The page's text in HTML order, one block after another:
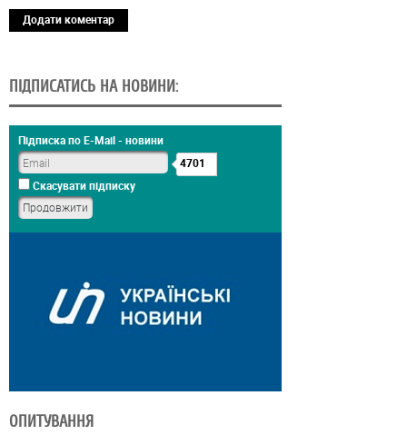
Додати коментар
ПІДПИСАТИСЬ НА НОВИНИ:
Підписка по E-Mail - новини
4701
Скасувати підписку
ОПИТУВАННЯ